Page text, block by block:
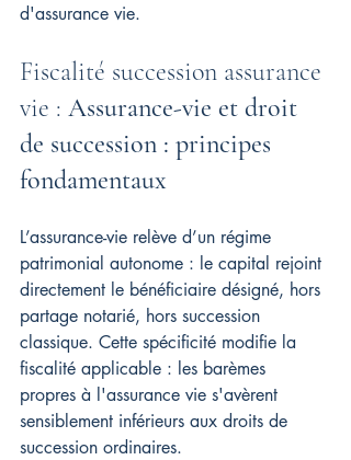
d'assurance vie.
Fiscalité succession assurance
vie : Assurance-vie et droit
de succession : principes
fondamentaux
L’assurance-vie relève d’un régime
patrimonial autonome : le capital rejoint
directement le bénéficiaire désigné, hors
partage notarié, hors succession
classique. Cette spécificité modifie la
fiscalité applicable : les barèmes
propres à l'assurance vie s'avèrent
sensiblement inférieurs aux droits de
succession ordinaires.